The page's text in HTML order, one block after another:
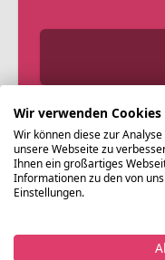
Wir verwenden Cookies
Wir können diese zur
unsere Webseite zu
Ihnen ein großartiges
Informationen zu den von
Einstellungen.